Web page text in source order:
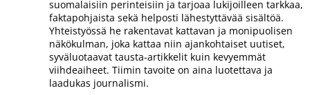
suomalaisiin perinteisiin ja tarjoaa lukijoilleen tarkkaa,
faktapohjaista sekä helposti lähestyttävää sisältöä.
Yhteistyössä he rakentavat kattavan ja monipuolisen
näkökulman, joka kattaa niin ajankohtaiset uutiset,
syväluotaavat tausta-artikkelit kuin kevyemmät
viihdeaiheet. Tiimin tavoite on aina luotettava ja
laadukas journalismi.